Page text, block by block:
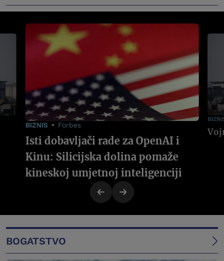
BIZNIS Forbes
Isti dobavljači rade za OpenAI i
Kinu: Silicijska dolina pomaže
kineskoj umjetnoj inteligenciji
BOGATSTVO